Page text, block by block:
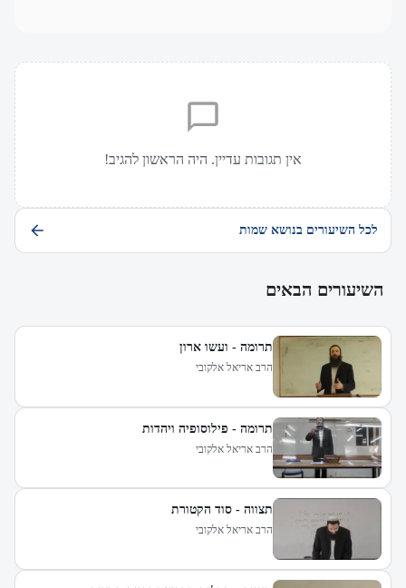
אין תגובות עדיין. היה הראשון להגיב!
לכל השיעורים בנושא שמות
השיעורים הבאים
תרומה - ועשו ארון
הרב אריאל אלקובי
תרומה - פילוסופיה ויהדות
הרב אריאל אלקובי
תצווה - סוד הקטורת
הרב אריאל אלקובי